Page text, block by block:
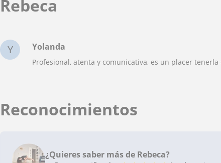
Rebeca
Y Yolanda
Profesional, atenta y comunicativa, es un placer
Reconocimientos
¿Quieres saber más de Rebeca?